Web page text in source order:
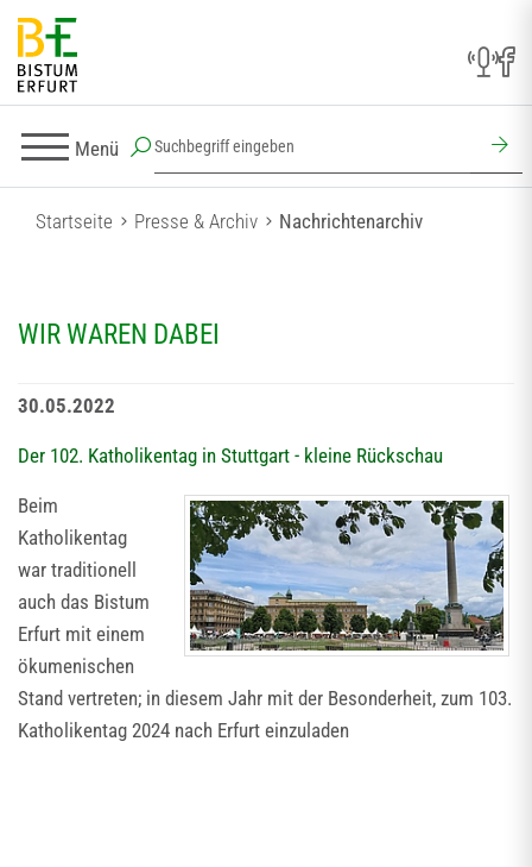
Menü
Startseite Presse & Archiv Nachrichtenarchiv
WIR WAREN DABEI
30.05.2022
Der 102. Katholikentag in Stuttgart - kleine Rückschau
Beim
Katholikentag
war traditionell
auch das Bistum
Erfurt mit einem
ökumenischen
Stand vertreten; in diesem Jahr mit der Besonderheit, zum 103.
Katholikentag 2024 nach Erfurt einzuladen